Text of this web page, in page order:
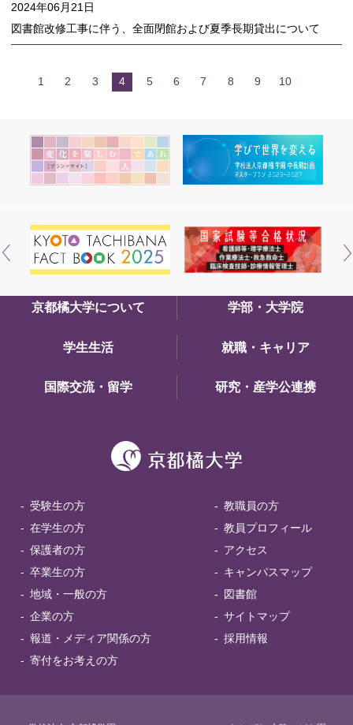
2024年06月21日
図書館改修工事に伴う、全面閉館および夏季長期貸出について
1 2 3 4 5 6 7 8 9 10
京都橘大学について 学部・大学院
学生生活 就職・キャリア
国際交流・留学 研究・産学公連携
受験生の方
在学生の方
保護者の方
卒業生の方
地域・一般の方
企業の方
報道・メディア関係の方
寄付をお考えの方
教職員の方
教員プロフィール
アクセス
キャンパスマップ
図書館
サイトマップ
採用情報